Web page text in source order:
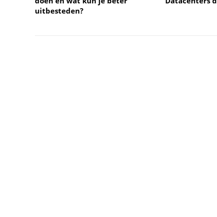
uitbesteden?